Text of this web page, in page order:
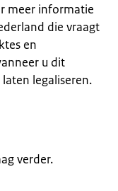
meer informatie
die vraagt
en
u dit
legaliseren.
verder.